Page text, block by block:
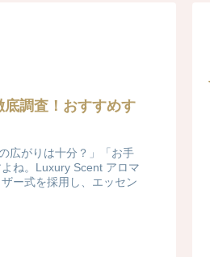
調査！おすすめす
広がりは十分？」「お手
ね。Luxury Scent アロマ
ー式を採用し、エッセン